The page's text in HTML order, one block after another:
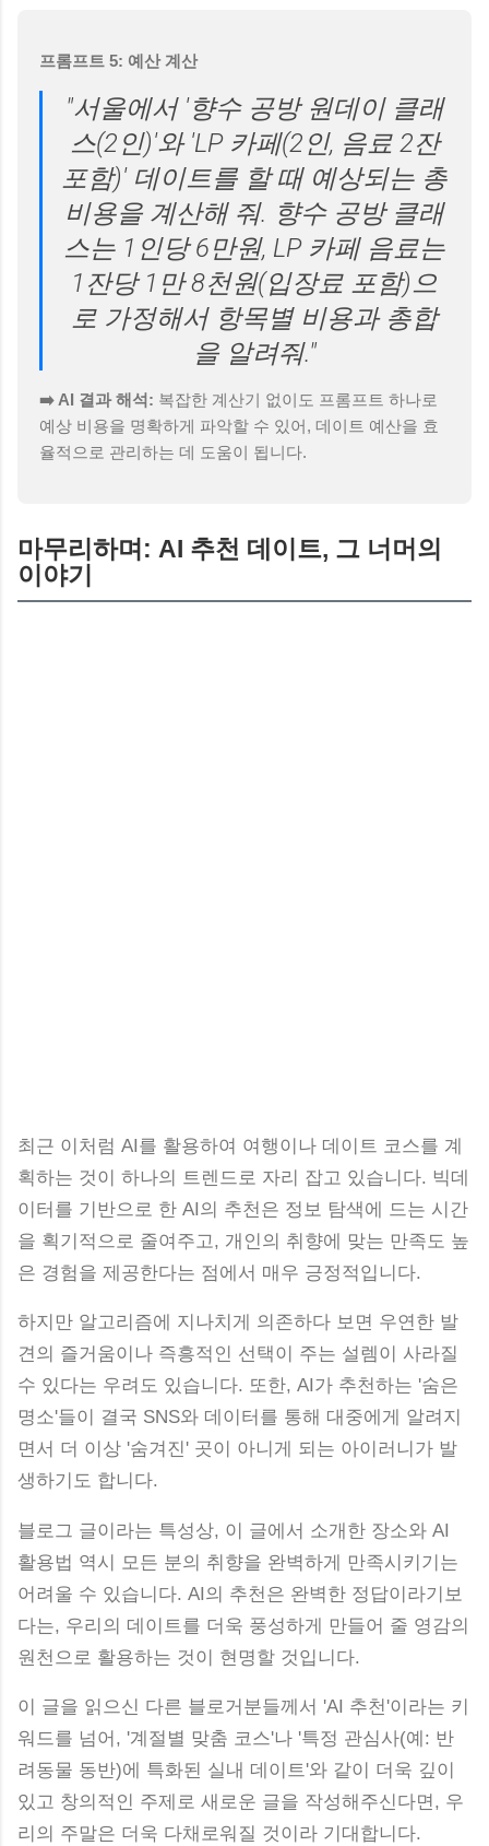
프롬프트 5: 예산 계산
"서울에서 '향수 공방 원데이 클래
스(2인)'와 'LP 카페(2인, 음료 2잔
포함)' 데이트를 할 때 예상되는 총
비용을 계산해 줘. 향수 공방 클래
스는 1인당 6만원, LP 카페 음료는
1잔당 1만 8천원(입장료 포함)으
로 가정해서 항목별 비용과 총합
을 알려줘."
➡️ AI 결과 해석: 복잡한 계산기 없이도 프롬프트 하나로
예상 비용을 명확하게 파악할 수 있어, 데이트 예산을 효
율적으로 관리하는 데 도움이 됩니다.
마무리하며: AI 추천 데이트, 그 너머의
이야기
최근 이처럼 AI를 활용하여 여행이나 데이트 코스를 계
획하는 것이 하나의 트렌드로 자리 잡고 있습니다. 빅데
이터를 기반으로 한 AI의 추천은 정보 탐색에 드는 시간
을 획기적으로 줄여주고, 개인의 취향에 맞는 만족도 높
은 경험을 제공한다는 점에서 매우 긍정적입니다.
하지만 알고리즘에 지나치게 의존하다 보면 우연한 발
견의 즐거움이나 즉흥적인 선택이 주는 설렘이 사라질
수 있다는 우려도 있습니다. 또한, AI가 추천하는 '숨은
명소'들이 결국 SNS와 데이터를 통해 대중에게 알려지
면서 더 이상 '숨겨진' 곳이 아니게 되는 아이러니가 발
생하기도 합니다.
블로그 글이라는 특성상, 이 글에서 소개한 장소와 AI
활용법 역시 모든 분의 취향을 완벽하게 만족시키기는
어려울 수 있습니다. AI의 추천은 완벽한 정답이라기보
다는, 우리의 데이트를 더욱 풍성하게 만들어 줄 영감의
원천으로 활용하는 것이 현명할 것입니다.
이 글을 읽으신 다른 블로거분들께서 'AI 추천'이라는 키
워드를 넘어, '계절별 맞춤 코스'나 '특정 관심사(예: 반
려동물 동반)에 특화된 실내 데이트'와 같이 더욱 깊이
있고 창의적인 주제로 새로운 글을 작성해주신다면, 우
리의 주말은 더욱 다채로워질 것이라 기대합니다.